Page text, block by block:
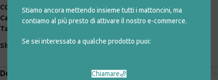
Stiamo ancora mettendo insieme tutti i mattoncini, ma
contiamo al più presto di attivare il nostro e-commerce.
Se sei interessato a qualche prodotto puoi:
Chiamare
COD:
025_0_147
Categorie: giocattoli rigenerati , legno
speciali
Tag:
Share:
Descrizione